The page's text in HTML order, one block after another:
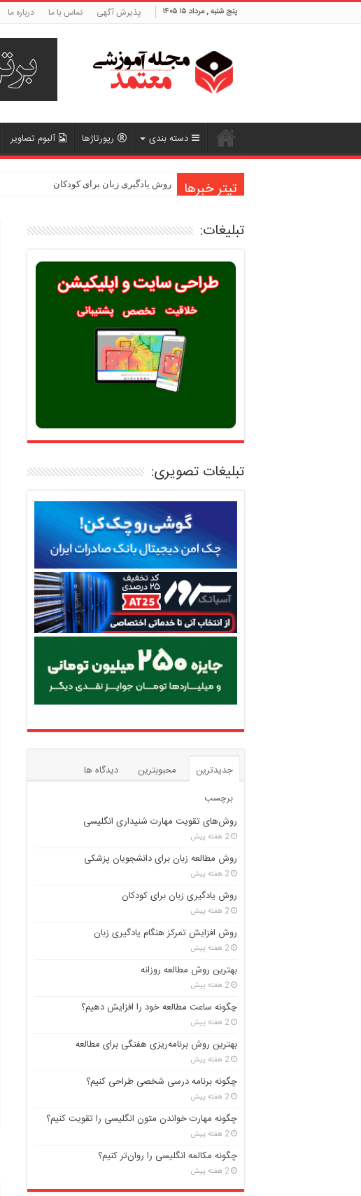
پنج شنبه , مرداد ۱۵ ۱۴۰۵ پذیرش آگهی تماس با ما درباره ما
دسته بندی رپورتاژها آلبوم تصاویر
تیتر خبرها روش یادگیری زبان برای کودکان
تبلیغات:
تبلیغات تصویری:
جدیدترین محبوبترین
دیدگاه ها
برچسب
روش‌های تقویت مهارت شنیداری انگلیسی
2 هفته پیش
روش مطالعه زبان برای دانشجویان پزشکی
2 هفته پیش
روش یادگیری زبان برای کودکان
2 هفته پیش
روش افزایش تمرکز هنگام یادگیری زبان
2 هفته پیش
بهترین روش مطالعه روزانه
2 هفته پیش
چگونه ساعت مطالعه خود را افزایش دهیم؟
2 هفته پیش
بهترین روش برنامه‌ریزی هفتگی برای مطالعه
2 هفته پیش
چگونه برنامه درسی شخصی طراحی کنیم؟
2 هفته پیش
چگونه مهارت خواندن متون انگلیسی را تقویت کنیم؟
2 هفته پیش
چگونه مکالمه انگلیسی را روان‌تر کنیم؟
2 هفته پیش